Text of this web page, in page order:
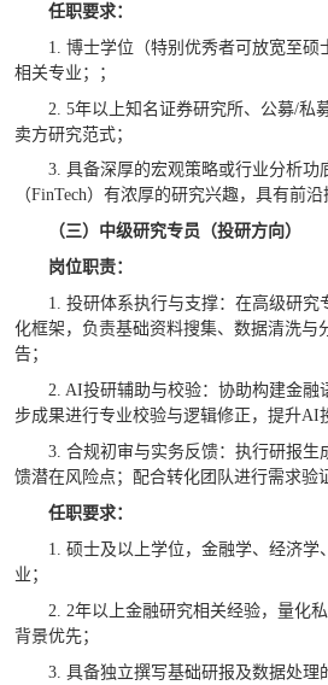
任职要求：
1. 博士学位（特别优秀者可放宽至硕
相关专业；；
2. 5年以上知名证券研究所、公募/私
卖方研究范式；
3. 具备深厚的宏观策略或行业分析功
（FinTech）有浓厚的研究兴趣，具有前沿
（三）中级研究专员（投研方向）
岗位职责：
1. 投研体系执行与支撑：在高级研究
化框架，负责基础资料搜集、数据清洗与
告；
2. AI投研辅助与校验：协助构建金融
步成果进行专业校验与逻辑修正，提升AI
3. 合规初审与实务反馈：执行研报生
馈潜在风险点；配合转化团队进行需求验
任职要求：
1. 硕士及以上学位，金融学、经济学
业；
2. 2年以上金融研究相关经验，量化
背景优先；
3. 具备独立撰写基础研报及数据处理